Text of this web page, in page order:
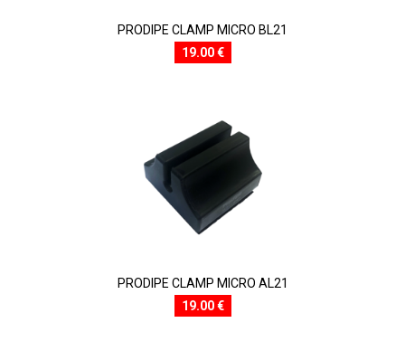
PRODIPE CLAMP MICRO BL21
19.00 €
PRODIPE CLAMP MICRO AL21
19.00 €